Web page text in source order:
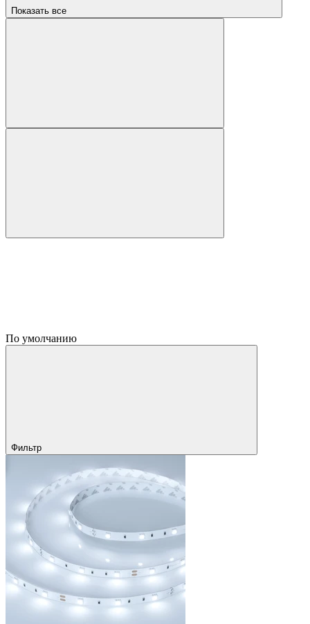
Показать все
По умолчанию
Фильтр